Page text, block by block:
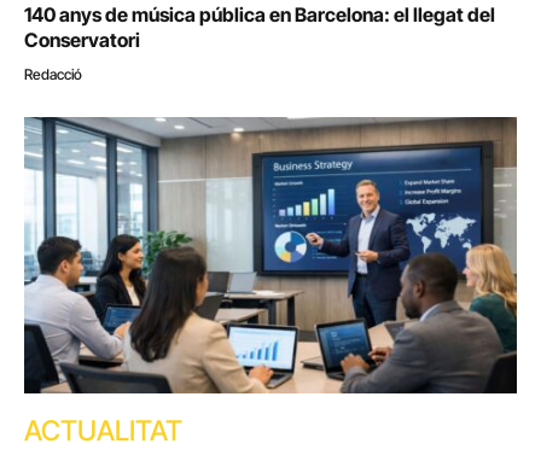
140 anys de música pública en Barcelona: el llegat del
Conservatori
Redacció
ACTUALITAT